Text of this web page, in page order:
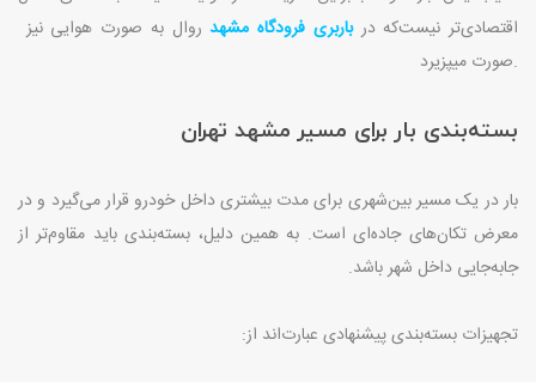
اقتصادی‌تر نیستکه درباربری فرودگاه مشهدروال به صورت هوایی نیز
صورت میپزیرد.
بسته‌بندی بار برای مسیر مشهد تهران
بار در یک مسیر بین‌شهری برای مدت بیشتری داخل خودرو قرار می‌گیرد و در
معرض تکان‌های جاده‌ای است. به همین دلیل، بسته‌بندی باید مقاوم‌تر از
جابه‌جایی داخل شهر باشد.
تجهیزات بسته‌بندی پیشنهادی عبارت‌اند از: